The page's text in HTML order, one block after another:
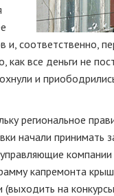
соответственно,
как все деньги не
и
региональное
начали принимать
компании
капремонта крыш
(выходить на